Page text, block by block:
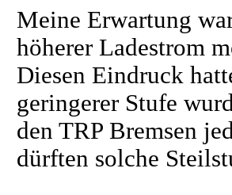
Meine Erwartung
höherer Ladestrom
Diesen Eindruck
geringerer Stufe
den TRP Bremsen
dürften solche